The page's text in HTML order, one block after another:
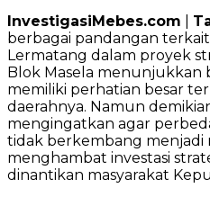
InvestigasiMebes.com
berbagai pandangan
Lermatang dalam proyek
Blok Masela menunjukkan
memiliki perhatian besar
daerahnya. Namun
mengingatkan agar
tidak berkembang menjadi
menghambat investasi
dinantikan masyarakat